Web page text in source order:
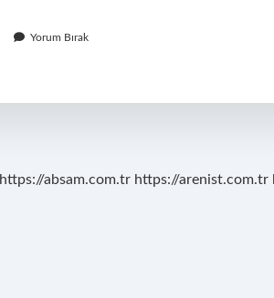
Yorum Bırak
https://absam.com.tr https://arenist.com.tr